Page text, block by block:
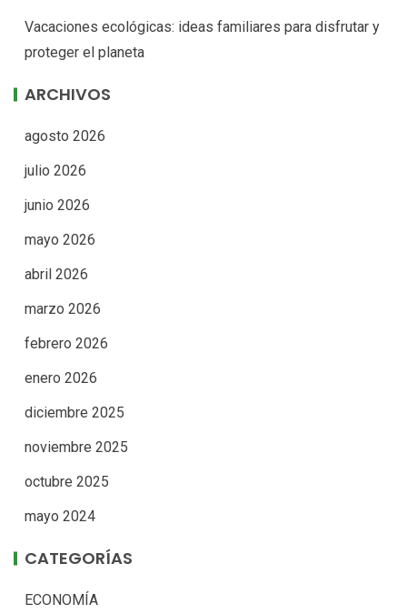
Vacaciones ecológicas: ideas familiares para disfrutar y
proteger el planeta
ARCHIVOS
agosto 2026
julio 2026
junio 2026
mayo 2026
abril 2026
marzo 2026
febrero 2026
enero 2026
diciembre 2025
noviembre 2025
octubre 2025
mayo 2024
CATEGORÍAS
ECONOMÍA